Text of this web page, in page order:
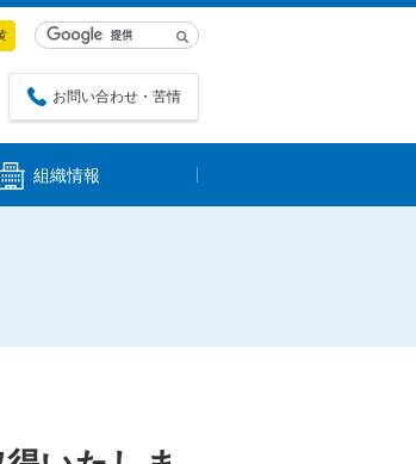
お問い合わせ・苦情
組織情報